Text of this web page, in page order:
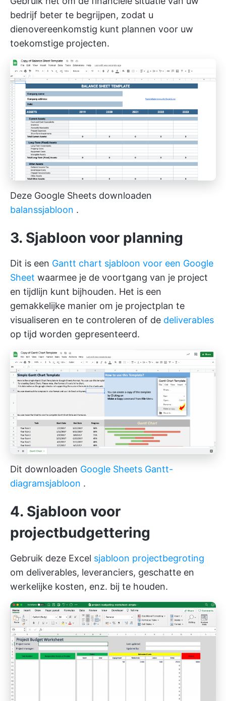
bedrijf beter te begrijpen, zodat u
dienovereenkomstig kunt plannen voor uw
toekomstige projecten.
Deze Google Sheets downloaden
balanssjabloon .
3. Sjabloon voor planning
Dit is een Gantt chart sjabloon voor een Google
Sheet waarmee je de voortgang van je project
en tijdlijn kunt bijhouden. Het is een
gemakkelijke manier om je projectplan te
visualiseren en te controleren of de deliverables
op tijd worden gepresenteerd.
Dit downloaden Google Sheets Gantt-
diagramsjabloon .
4. Sjabloon voor
projectbudgettering
Gebruik deze Excel sjabloon projectbegroting
om deliverables, leveranciers, geschatte en
werkelijke kosten, enz. bij te houden.